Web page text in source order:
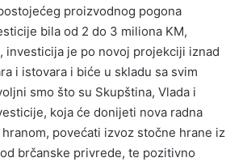
proizvodnog pogona
bila od 2 do 3 miliona KM,
investicija je po novoj projekciji iznad
i istovara i biće u skladu sa svim
smo što su Skupština, Vlada i
koja će donijeti nova radna
povećati izvoz stočne hrane iz
brčanske privrede, te pozitivno